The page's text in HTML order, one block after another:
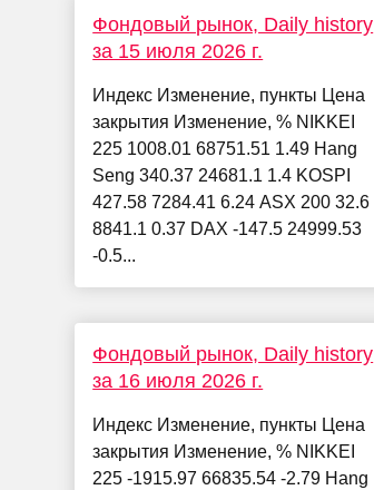
Фондовый рынок, Daily history
за 15 июля 2026 г.
Индекс Изменение, пункты Цена
закрытия Изменение, % NIKKEI
225 1008.01 68751.51 1.49 Hang
Seng 340.37 24681.1 1.4 KOSPI
427.58 7284.41 6.24 ASX 200 32.6
8841.1 0.37 DAX -147.5 24999.53
-0.5...
Фондовый рынок, Daily history
за 16 июля 2026 г.
Индекс Изменение, пункты Цена
закрытия Изменение, % NIKKEI
225 -1915.97 66835.54 -2.79 Hang